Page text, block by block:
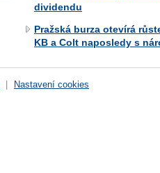
dividendu
Pražská burza otevírá
KB a Colt naposledy s
Nastavení cookies